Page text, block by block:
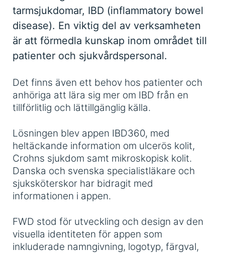
tarmsjukdomar, IBD (inflammatory bowel
disease). En viktig del av verksamheten
är att förmedla kunskap inom området till
patienter och sjukvårdspersonal.
Det finns även ett behov hos patienter och
anhöriga att lära sig mer om IBD från en
tillförlitlig och lättillgänglig källa.
Lösningen blev appen IBD360, med
heltäckande information om ulcerös kolit,
Crohns sjukdom samt mikroskopisk kolit.
Danska och svenska specialistläkare och
sjuksköterskor har bidragit med
informationen i appen.
FWD stod för utveckling och design av den
visuella identiteten för appen som
inkluderade namngivning, logotyp, färgval,